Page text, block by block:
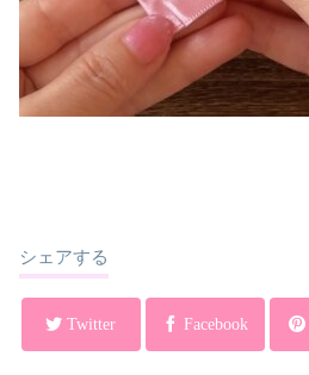
シェアする
Twitter Facebook